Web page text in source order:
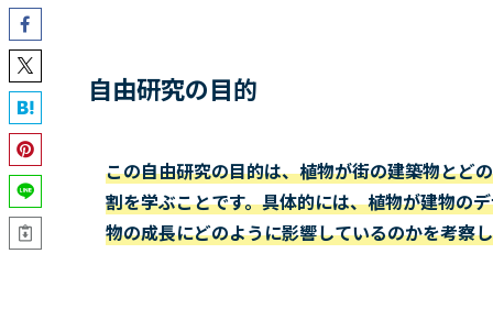
自由研究の目的
この自由研究の目的は、植物が街の建築物とど
割を学ぶことです。具体的には、植物が建物の
物の成長にどのように影響しているのかを考察